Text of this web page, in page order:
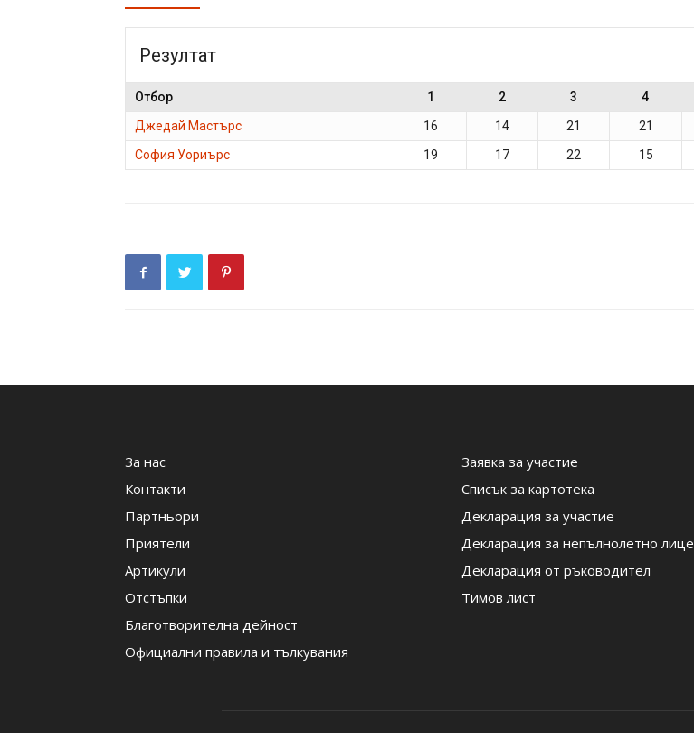
Резултат
Отбор 1 2 3 4
Джедай Мастърс
16 14 21 21
София Уориърс
19 17 22 15
За нас
Контакти
Партньори
Приятели
Артикули
Отстъпки
Благотворителна дейност
Официални правила и тълкувания
Заявка за участие
Списък за картотека
Декларация за участие
Декларация за непълнолетно лице
Декларация от ръководител
Тимов лист